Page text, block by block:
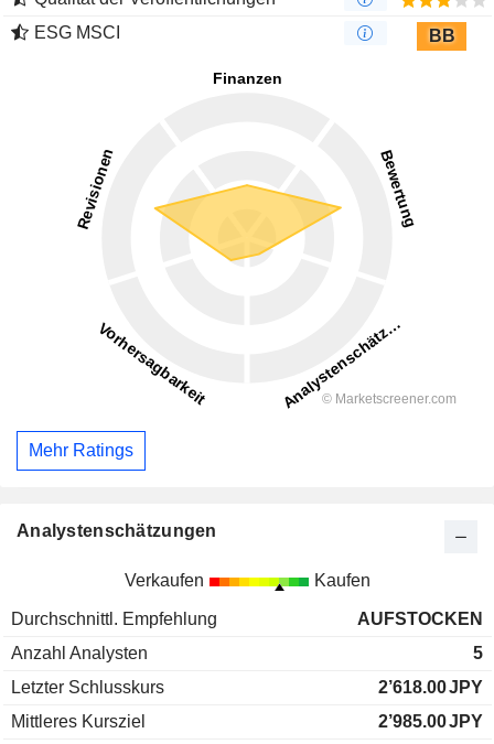
ESG MSCI
BB
Mehr Ratings
Analystenschätzungen
Verkaufen Kaufen
Durchschnittl. Empfehlung
AUFSTOCKEN
Anzahl Analysten
5
Letzter Schlusskurs
2’618.00JPY
Mittleres Kursziel
2’985.00JPY